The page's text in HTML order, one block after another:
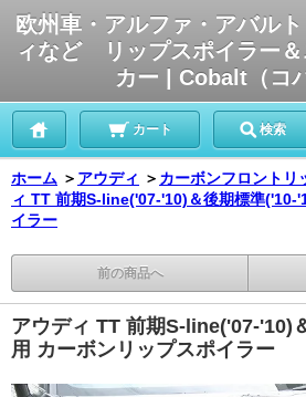
欧州車・アルファ・アバル
ィなど リップスポイラー＆
カー | Cobalt（コ
カート 検索
ホーム ＞ アウディ ＞ カーボンフロントリ
ィ TT 前期S-line('07-'10)＆後期標準('10-
イラー
前の商品へ
アウディ TT 前期S-line('07-'10)
用 カーボンリップスポイラー